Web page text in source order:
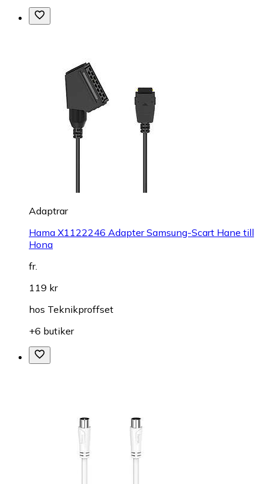
Adaptrar
Hama X1122246 Adapter Samsung-Scart Hane till
Hona
fr.
119 kr
hos Teknikproffset
+6 butiker